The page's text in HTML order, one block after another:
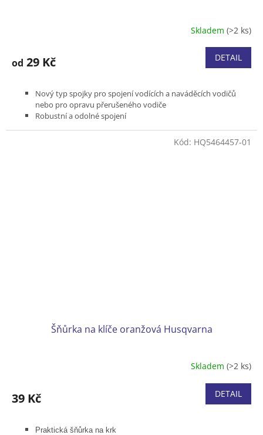
Skladem (>2 ks)
od 29 Kč DETAIL
Nový typ spojky pro spojení vodících a naváděcích vodičů
nebo pro opravu přerušeného vodiče
Robustní a odolné spojení
Šňůrka na klíče oranžová Husqvarna
Skladem (>2 ks)
39 Kč DETAIL
Praktická šňůrka na krk
Kód: HQ5464457-01